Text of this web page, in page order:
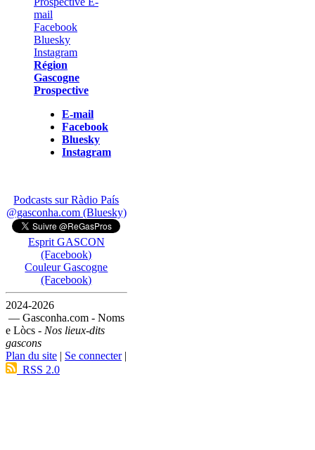
Région
Gascogne
Prospective
E-mail
Facebook
Bluesky
Instagram
Podcasts sur Ràdio País
@gasconha.com (Bluesky)
Esprit GASCON
(Facebook)
Couleur Gascogne
(Facebook)
2024-2026
— Gasconha.com - Noms
e Lòcs - Nos lieux-dits
gascons
Plan du site | Se connecter|
RSS 2.0